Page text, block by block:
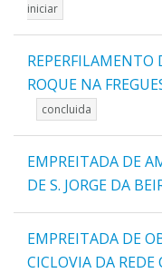
iniciar
REPERFILAMENTO
ROQUE NA
concluida
EMPREITADA DE
DE S. JORGE DA
EMPREITADA DE
CICLOVIA DA REDE